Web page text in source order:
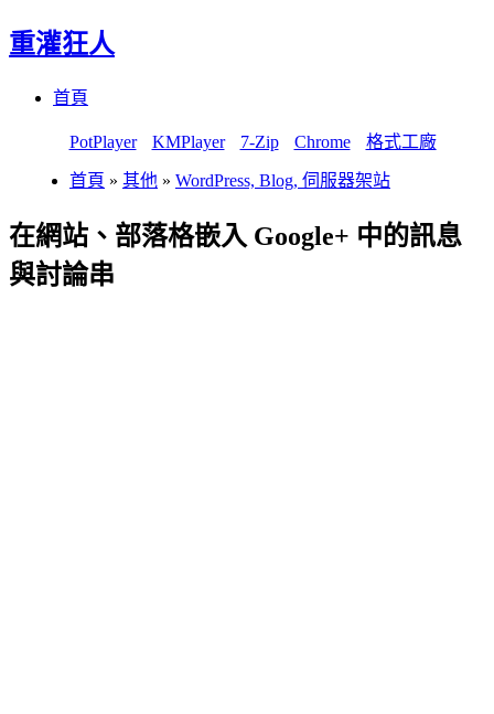
重灌狂人
首頁
PotPlayer KMPlayer 7-Zip Chrome 格式工廠
首頁 » 其他 » WordPress, Blog, 伺服器架站
在網站、部落格嵌入 Google+ 中的訊息
與討論串